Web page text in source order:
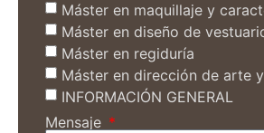
Máster en maquillaje y
Máster en diseño de
Máster en regiduría
Máster en dirección de arte
INFORMACIÓN GENERAL
Mensaje